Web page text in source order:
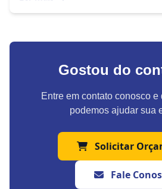
Gostou do
Entre em contato conosco
podemos ajudar sua
Solicitar
Fale